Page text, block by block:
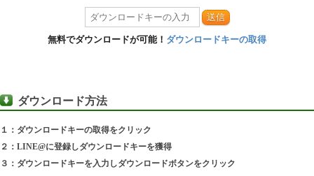
送信
無料でダウンロードが可能！ ダウンロードキーの取得
ダウンロード方法
１：ダウンロードキーの取得をクリック
２：LINE@に登録しダウンロードキーを獲得
３：ダウンロードキーを入力しダウンロードボタンをクリック